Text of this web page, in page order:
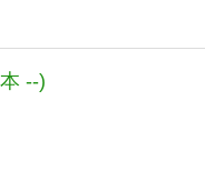
--)